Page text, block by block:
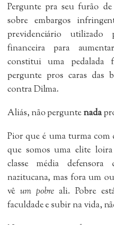
Pergunte pra seu furão
sobre embargos
previdenciário utilizado
financeira para
constitui uma
pergunte pros caras das
contra Dilma.
Aliás, não perguntenada
Pior que é uma turma com
que somos uma elite
classe média
nazitucana, mas fora um
vê um pobre ali. Pobre
faculdade e subir na vida,